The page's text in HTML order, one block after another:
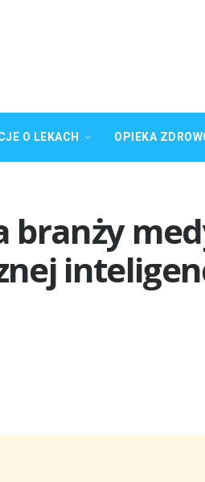
O LEKACH OPIEKA